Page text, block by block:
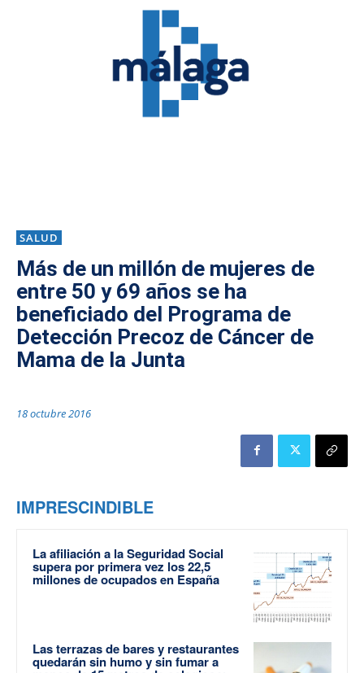
SALUD
Más de un millón de mujeres de
entre 50 y 69 años se ha
beneficiado del Programa de
Detección Precoz de Cáncer de
Mama de la Junta
18 octubre 2016
IMPRESCINDIBLE
La afiliación a la Seguridad Social
supera por primera vez los 22,5
millones de ocupados en España
Las terrazas de bares y restaurantes
quedarán sin humo y sin fumar a